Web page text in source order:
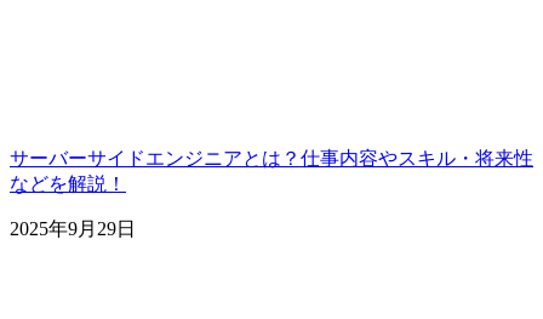
サーバーサイドエンジニアとは？仕事内容やスキル・将来性
などを解説！
2025年9月29日